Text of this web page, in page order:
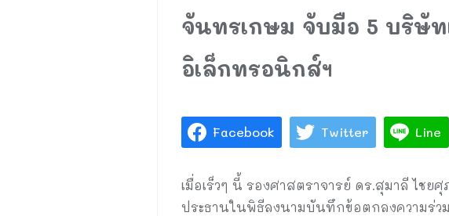
จันทรเกษม จับมือ 5 บริษั
อิเล็กทรอนิกส์ฯ
Facebook Twitter Line
เมื่อเร็วๆ นี้ รองศาสตราจารย์ ดร.สุมาลี ไช
ประธานในพิธีลงนามบันทึกข้อตกลงความร่ว